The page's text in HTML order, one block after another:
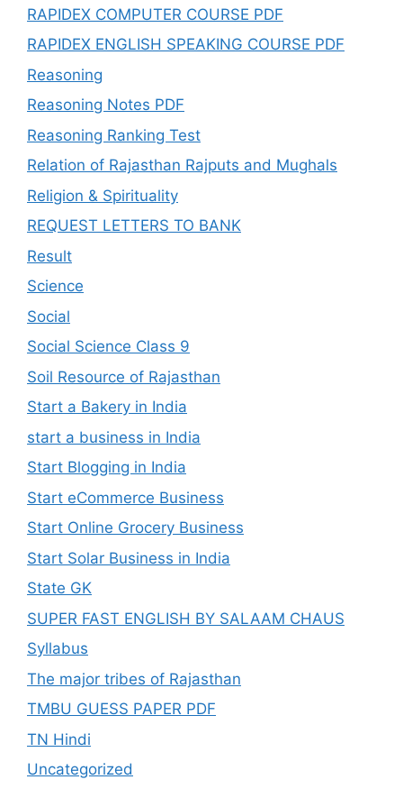
RAPIDEX COMPUTER COURSE PDF
RAPIDEX ENGLISH SPEAKING COURSE PDF
Reasoning
Reasoning Notes PDF
Reasoning Ranking Test
Relation of Rajasthan Rajputs and Mughals
Religion & Spirituality
REQUEST LETTERS TO BANK
Result
Science
Social
Social Science Class 9
Soil Resource of Rajasthan
Start a Bakery in India
start a business in India
Start Blogging in India
Start eCommerce Business
Start Online Grocery Business
Start Solar Business in India
State GK
SUPER FAST ENGLISH BY SALAAM CHAUS
Syllabus
The major tribes of Rajasthan
TMBU GUESS PAPER PDF
TN Hindi
Uncategorized